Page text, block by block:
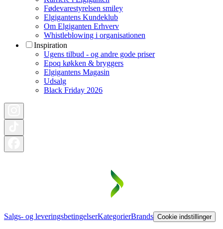
Fødevarestyrelsen smiley
Elgigantens Kundeklub
Om Elgiganten Erhverv
Whistleblowing i organisationen
Inspiration
Ugens tilbud - og andre gode priser
Epoq køkken & bryggers
Elgigantens Magasin
Udsalg
Black Friday 2026
Salgs- og leveringsbetingelserKategorierBrands Cookie indstillinger